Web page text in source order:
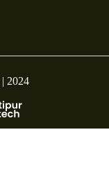
2024